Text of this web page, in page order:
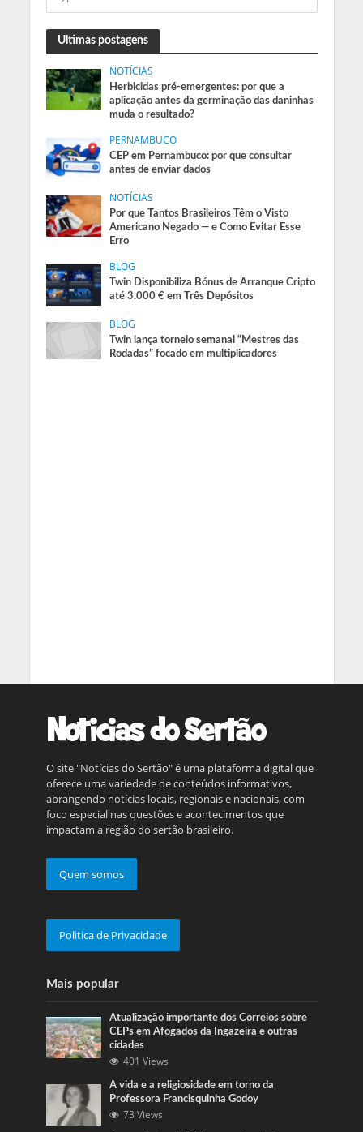
Ultimas postagens
NOTÍCIAS
Herbicidas pré-emergentes: por que a
aplicação antes da germinação das daninhas
muda o resultado?
PERNAMBUCO
CEP em Pernambuco: por que consultar
antes de enviar dados
NOTÍCIAS
Por que Tantos Brasileiros Têm o Visto
Americano Negado — e Como Evitar Esse
Erro
BLOG
Twin Disponibiliza Bónus de Arranque Cripto
até 3.000 € em Três Depósitos
BLOG
Twin lança torneio semanal “Mestres das
Rodadas” focado em multiplicadores
O site "Notícias do Sertão" é uma plataforma digital que
oferece uma variedade de conteúdos informativos,
abrangendo notícias locais, regionais e nacionais, com
foco especial nas questões e acontecimentos que
impactam a região do sertão brasileiro.
Quem somos
Politica de Privacidade
Mais popular
Atualização importante dos Correios sobre
CEPs em Afogados da Ingazeira e outras
cidades
401 Views
A vida e a religiosidade em torno da
Professora Francisquinha Godoy
73 Views